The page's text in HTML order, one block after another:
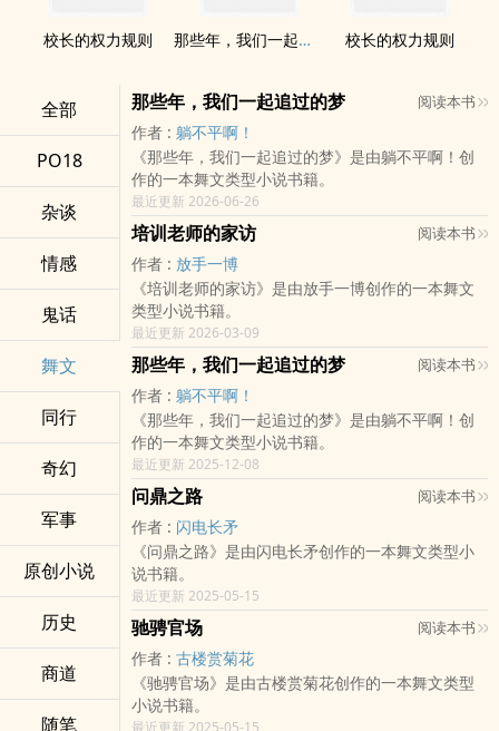
校长的权力规则 那些年，我们一起追过的梦 校长的权力规则
全部
PO18
杂谈
情感
鬼话
舞文
同行
奇幻
军事
原创小说
历史
商道
随笔
那些年，我们一起追过的梦 阅读本书
作者 : 躺不平啊！
《那些年，我们一起追过的梦》是由躺不平啊！创
作的一本舞文类型小说书籍。
最近更新 2026-06-26
培训老师的家访 阅读本书
作者 : 放手一博
《培训老师的家访》是由放手一博创作的一本舞文
类型小说书籍。
最近更新 2026-03-09
那些年，我们一起追过的梦 阅读本书
作者 : 躺不平啊！
《那些年，我们一起追过的梦》是由躺不平啊！创
作的一本舞文类型小说书籍。
最近更新 2025-12-08
问鼎之路 阅读本书
作者 : 闪电长矛
《问鼎之路》是由闪电长矛创作的一本舞文类型小
说书籍。
最近更新 2025-05-15
驰骋官场 阅读本书
作者 : 古楼赏菊花
《驰骋官场》是由古楼赏菊花创作的一本舞文类型
小说书籍。
最近更新 2025-05-15